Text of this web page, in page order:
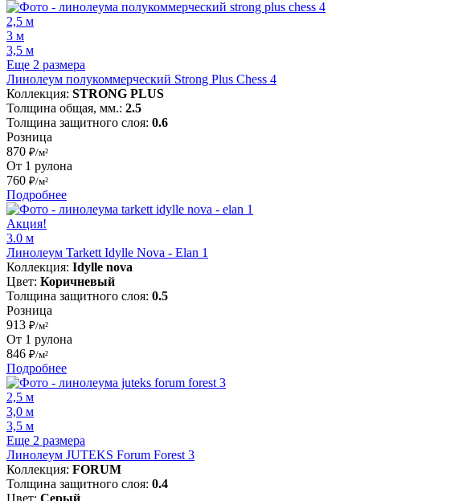
2,5 м
3 м
3,5 м
Еще 2 размера
Линолеум полукоммерческий Strong Plus Chess 4
Коллекция: STRONG PLUS
Толщина общая, мм.: 2.5
Толщина защитного слоя: 0.6
Розница
870 ₽/м²
От 1 рулона
760 ₽/м²
Подробнее
Акция!
3.0 м
Линолеум Tarkett Idylle Nova - Elan 1
Коллекция: Idylle nova
Цвет: Коричневый
Толщина защитного слоя: 0.5
Розница
913 ₽/м²
От 1 рулона
846 ₽/м²
Подробнее
2,5 м
3,0 м
3,5 м
Еще 2 размера
Линолеум JUTEKS Forum Forest 3
Коллекция: FORUM
Толщина защитного слоя: 0.4
Цвет: Серый